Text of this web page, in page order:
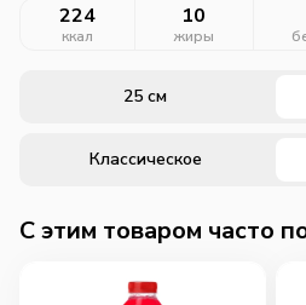
224
ккал
10
жиры
25 см
Классическое
C этим товаром часто